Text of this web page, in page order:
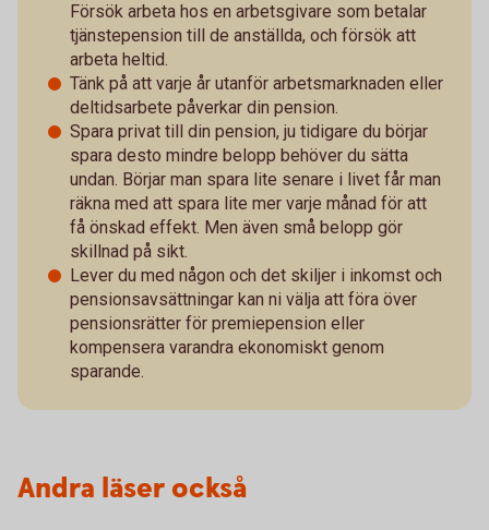
Försök arbeta hos en arbetsgivare som betalar
tjänstepension till de anställda, och försök att
arbeta heltid.
Tänk på att varje år utanför arbetsmarknaden eller
deltidsarbete påverkar din pension.
Spara privat till din pension, ju tidigare du börjar
spara desto mindre belopp behöver du sätta
undan. Börjar man spara lite senare i livet får man
räkna med att spara lite mer varje månad för att
få önskad effekt. Men även små belopp gör
skillnad på sikt.
Lever du med någon och det skiljer i inkomst och
pensionsavsättningar kan ni välja att föra över
pensionsrätter för premiepension eller
kompensera varandra ekonomiskt genom
sparande.
Andra läser också